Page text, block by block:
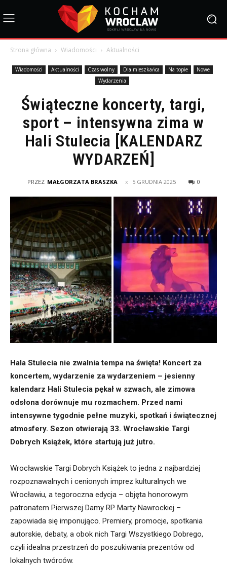
Strona główna Wiadomości Aktualności
Wiadomości Aktualności Czas wolny Dla mieszkańca Na topie
Nowe
Wydarzenia
Świąteczne koncerty, targi,
sport – intensywna zima w
Hali Stulecia [KALENDARZ
WYDARZEŃ]
PRZEZ MAŁGORZATA BRASZKA 5 GRUDNIA 2025 0
Hala Stulecia nie zwalnia tempa na święta! Koncert za
koncertem, wydarzenie za wydarzeniem – jesienny
kalendarz Hali Stulecia pękał w szwach, ale zimowa
odsłona dorównuje mu rozmachem. Przed nami
intensywne tygodnie pełne muzyki, spotkań i świątecznej
atmosfery. Sezon otwierają 33. Wrocławskie Targi
Dobrych Książek, które startują już jutro.
Wrocławskie Targi Dobrych Książek to jedna z najbardziej
rozpoznawalnych i cenionych imprez kulturalnych we
Wrocławiu, a tegoroczna edycja – objęta honorowym
patronatem Pierwszej Damy RP Marty Nawrockiej –
zapowiada się imponująco. Premiery, promocje, spotkania
autorskie, debaty, a obok nich Targi Wszystkiego Dobrego,
czyli idealna przestrzeń do poszukiwania prezentów od
lokalnych twórców.